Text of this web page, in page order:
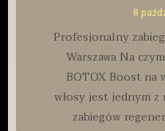
8
Profesjonalny
Warszawa Na
BOTOX Boost na
włosy jest jednym
zabiegów